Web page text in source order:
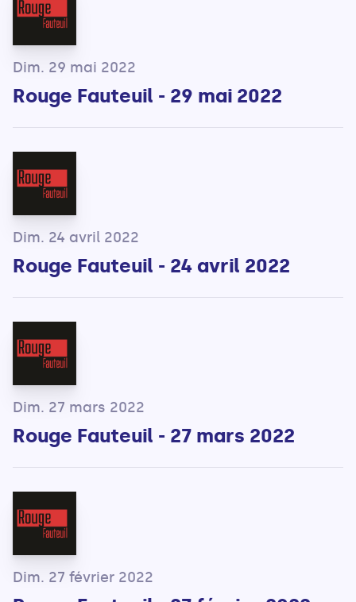
Dim. 29 mai 2022
Rouge Fauteuil - 29 mai 2022
Dim. 24 avril 2022
Rouge Fauteuil - 24 avril 2022
Dim. 27 mars 2022
Rouge Fauteuil - 27 mars 2022
Dim. 27 février 2022